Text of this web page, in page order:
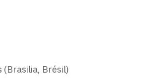
(Brasilia, Brésil)